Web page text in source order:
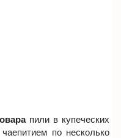
пили в купеческих
по несколько